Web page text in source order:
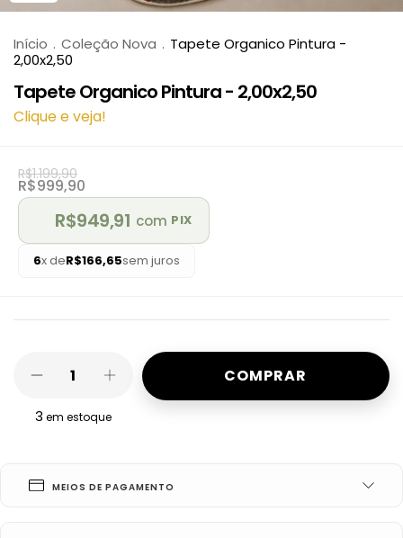
Início . Coleção Nova . Tapete Organico Pintura -
2,00x2,50
Tapete Organico Pintura - 2,00x2,50
Clique e veja!
R$1.199,90
R$999,90
R$949,91 com PIX
6x deR$166,65sem juros
3 em estoque
MEIOS DE PAGAMENTO